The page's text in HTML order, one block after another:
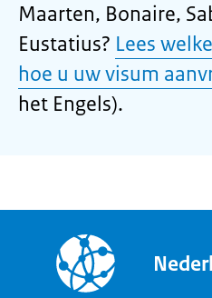
Maarten, Bonaire,
Eustatius? Lees
hoe u uw visum
het Engels).